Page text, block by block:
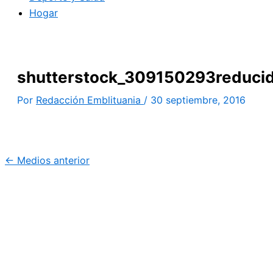
Hogar
Por Redacción Emblituania / 30 septiembre, 2016
← Medios anterior